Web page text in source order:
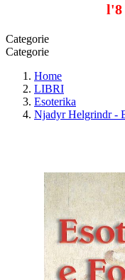
l'8
Categorie
Categorie
Home
LIBRI
Esoterika
Njadyr Helgrindr -